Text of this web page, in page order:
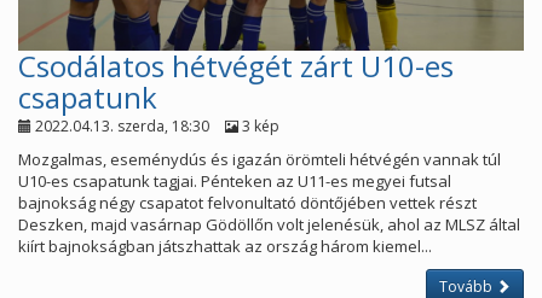
Csodálatos hétvégét zárt U10-es
csapatunk
2022.04.13. szerda, 18:30 3 kép
Mozgalmas, eseménydús és igazán örömteli hétvégén vannak túl
U10-es csapatunk tagjai. Pénteken az U11-es megyei futsal
bajnokság négy csapatot felvonultató döntőjében vettek részt
Deszken, majd vasárnap Gödöllőn volt jelenésük, ahol az MLSZ által
kiírt bajnokságban játszhattak az ország három kiemel...
Tovább